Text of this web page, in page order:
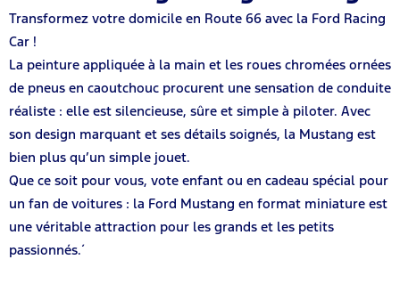
Transformez votre domicile en Route 66 avec la Ford Racing
Car !
La peinture appliquée à la main et les roues chromées ornées
de pneus en caoutchouc procurent une sensation de conduite
réaliste : elle est silencieuse, sûre et simple à piloter. Avec
son design marquant et ses détails soignés, la Mustang est
bien plus qu’un simple jouet.
Que ce soit pour vous, vote enfant ou en cadeau spécial pour
un fan de voitures : la Ford Mustang en format miniature est
une véritable attraction pour les grands et les petits
passionnés.´